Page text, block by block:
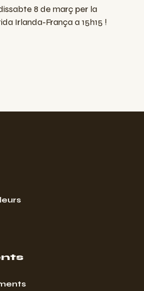
8 de març per la
Irlanda-França a 15h15 !